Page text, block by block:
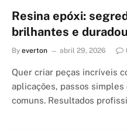
Resina epóxi:
brilhantes e
By everton abril 29, 2026
Quer criar peças incríveis
aplicações, passos
comuns. Resultados